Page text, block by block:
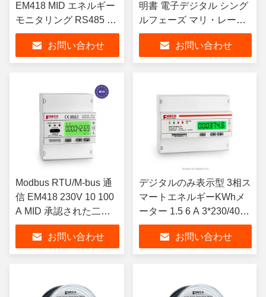
EM418 MID エネルギー
モニタリング RS485 10
100 A 72*100*106.5mm
お問い合わせ
明書 電子デジタル シング
ルフェーズ マリ・レート
クワットメートル
お問い合わせ
Modbus RTU/M-bus 通
信 EM418 230V 10 100
A MID 承認された二重
料金エネルギーメータ
お問い合わせ
デジタルのみ表示型 3相ス
マートエネルギーKWhメ
ーター 1.5 6 A 3*230/400V
EM735-Mod
お問い合わせ